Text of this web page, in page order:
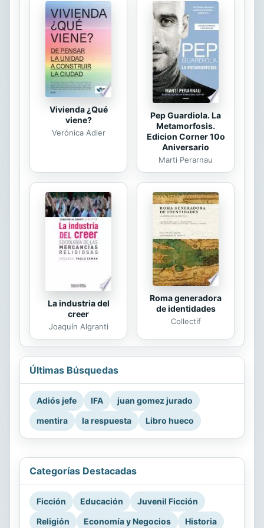
materialismo hacen de Algo un libro
de poesía diferente, rompedor, que
levantó pasiones populares y
desdenes en la Academia. Joaquim
Bartrina (Reus, 1850-1880) fue poeta
y escritor catalán. Dedicó su poco...
Vivienda ¿Qué
viene?
Verónica Adler
Pep Guardiola. La
Metamorfosis.
Edicion Corner 10o
Aniversario
Marti Perarnau
La industria del
creer
Joaquín Algranti
Roma generadora
de identidades
Collectif
Últimas Búsquedas
Adiós jefe IFA
juan gomez jurado
mentira
la respuesta Libro hueco
Categorías Destacadas
Ficción Educación
Juvenil Ficción
Religión
Economía y Negocios Historia